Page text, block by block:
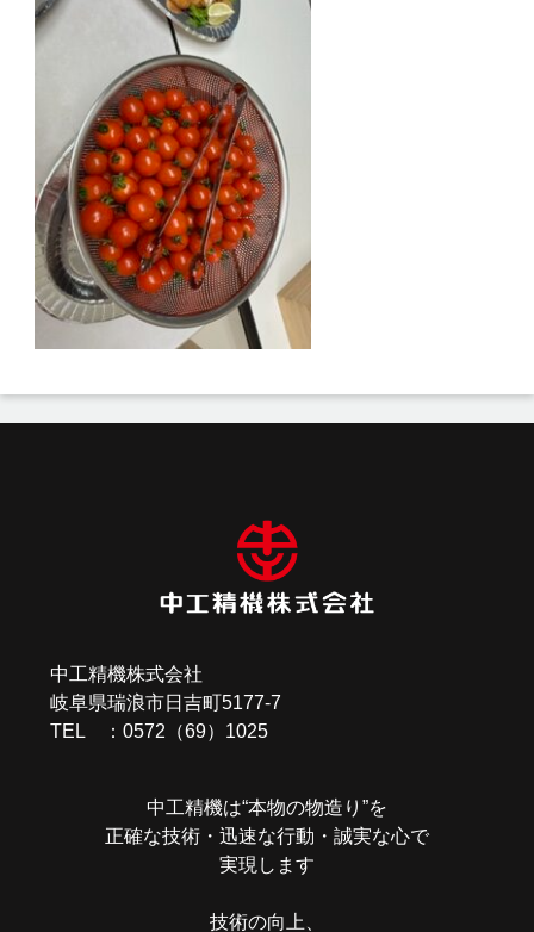
投
中工精機株式会社
岐阜県瑞浪市日吉町5177-7
TEL ：0572（69）1025
中工精機は“本物の物造り”を
正確な技術・迅速な行動・誠実な心で
実現します
技術の向上、